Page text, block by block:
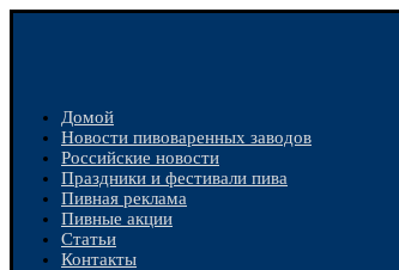
Домой
Новости пивоваренных заводов
Российские новости
Праздники и фестивали пива
Пивная реклама
Пивные акции
Статьи
Контакты